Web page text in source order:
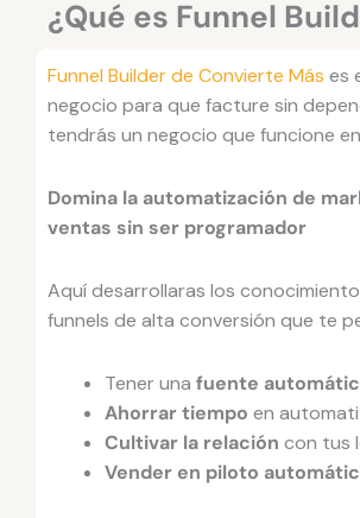
¿Qué es Funnel
Funnel Builder de Convierte Más es
negocio para que facture sin
tendrás un negocio que funcione
Domina la automatización de
ventas sin ser programador
Aquí desarrollaras los
funnels de alta conversión que te
Tener una fuente
Ahorrar tiempo en
Cultivar la relación con tus
Vender en piloto